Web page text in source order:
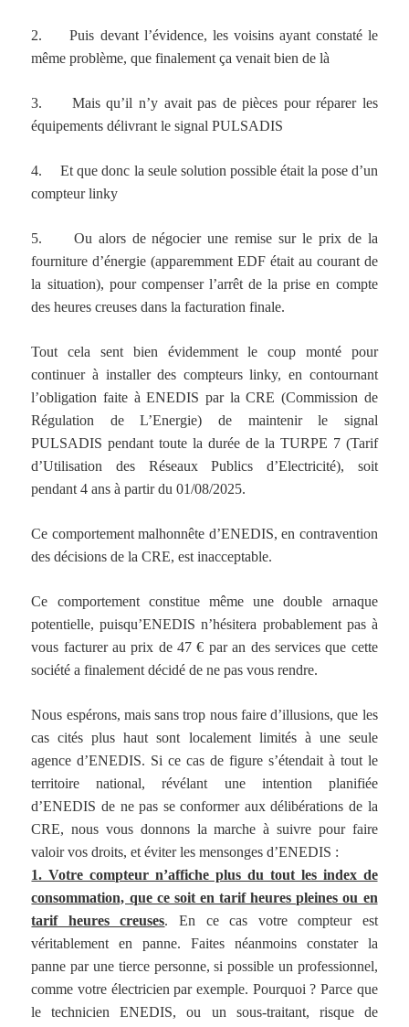
2. Puis devant l’évidence, les voisins ayant constaté le
même problème, que finalement ça venait bien de là
3. Mais qu’il n’y avait pas de pièces pour réparer les
équipements délivrant le signal PULSADIS
4. Et que donc la seule solution possible était la pose d’un
compteur linky
5. Ou alors de négocier une remise sur le prix de la
fourniture d’énergie (apparemment EDF était au courant de
la situation), pour compenser l’arrêt de la prise en compte
des heures creuses dans la facturation finale.
Tout cela sent bien évidemment le coup monté pour
continuer à installer des compteurs linky, en contournant
l’obligation faite à ENEDIS par la CRE (Commission de
Régulation de L’Energie) de maintenir le signal
PULSADIS pendant toute la durée de la TURPE 7 (Tarif
d’Utilisation des Réseaux Publics d’Electricité), soit
pendant 4 ans à partir du 01/08/2025.
Ce comportement malhonnête d’ENEDIS, en contravention
des décisions de la CRE, est inacceptable.
Ce comportement constitue même une double arnaque
potentielle, puisqu’ENEDIS n’hésitera probablement pas à
vous facturer au prix de 47 € par an des services que cette
société a finalement décidé de ne pas vous rendre.
Nous espérons, mais sans trop nous faire d’illusions, que les
cas cités plus haut sont localement limités à une seule
agence d’ENEDIS. Si ce cas de figure s’étendait à tout le
territoire national, révélant une intention planifiée
d’ENEDIS de ne pas se conformer aux délibérations de la
CRE, nous vous donnons la marche à suivre pour faire
valoir vos droits, et éviter les mensonges d’ENEDIS :
1. Votre compteur n’affiche plus du tout les index de
consommation, que ce soit en tarif heures pleines ou en
tarif heures creuses. En ce cas votre compteur est
véritablement en panne. Faites néanmoins constater la
panne par une tierce personne, si possible un professionnel,
comme votre électricien par exemple. Pourquoi ? Parce que
le technicien ENEDIS, ou un sous-traitant, risque de